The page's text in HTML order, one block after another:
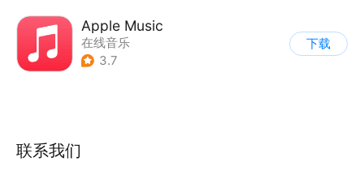
Apple Music
在线音乐
3.7
下载
联系我们